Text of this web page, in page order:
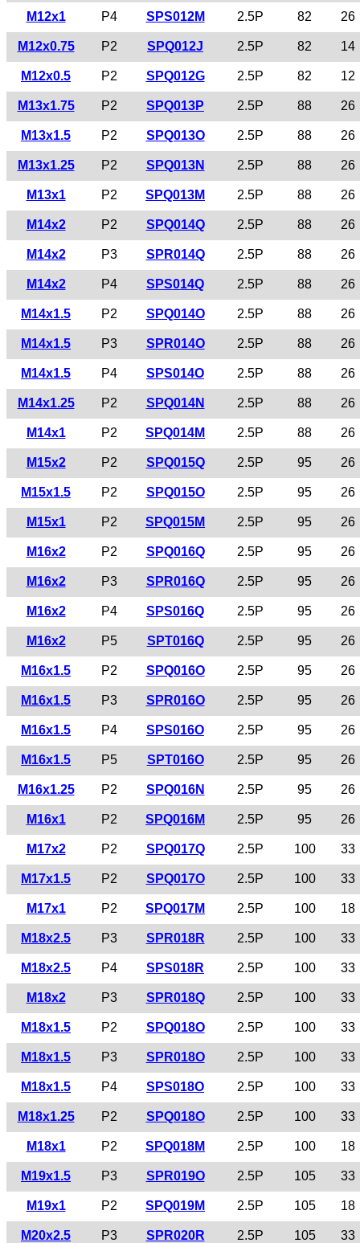
M12x1 P4 SPS012M 2.5P 82 26
M12x0.75 P2 SPQ012J 2.5P 82 14
M12x0.5 P2 SPQ012G 2.5P 82 12
M13x1.75 P2 SPQ013P 2.5P 88 26
M13x1.5 P2 SPQ013O 2.5P 88 26
M13x1.25 P2 SPQ013N 2.5P 88 26
M13x1 P2 SPQ013M 2.5P 88 26
M14x2 P2 SPQ014Q 2.5P 88 26
M14x2 P3 SPR014Q 2.5P 88 26
M14x2 P4 SPS014Q 2.5P 88 26
M14x1.5 P2 SPQ014O 2.5P 88 26
M14x1.5 P3 SPR014O 2.5P 88 26
M14x1.5 P4 SPS014O 2.5P 88 26
M14x1.25 P2 SPQ014N 2.5P 88 26
M14x1 P2 SPQ014M 2.5P 88 26
M15x2 P2 SPQ015Q 2.5P 95 26
M15x1.5 P2 SPQ015O 2.5P 95 26
M15x1 P2 SPQ015M 2.5P 95 26
M16x2 P2 SPQ016Q 2.5P 95 26
M16x2 P3 SPR016Q 2.5P 95 26
M16x2 P4 SPS016Q 2.5P 95 26
M16x2 P5 SPT016Q 2.5P 95 26
M16x1.5 P2 SPQ016O 2.5P 95 26
M16x1.5 P3 SPR016O 2.5P 95 26
M16x1.5 P4 SPS016O 2.5P 95 26
M16x1.5 P5 SPT016O 2.5P 95 26
M16x1.25 P2 SPQ016N 2.5P 95 26
M16x1 P2 SPQ016M 2.5P 95 26
M17x2 P2 SPQ017Q 2.5P 100 33
M17x1.5 P2 SPQ017O 2.5P 100 33
M17x1 P2 SPQ017M 2.5P 100 18
M18x2.5 P3 SPR018R 2.5P 100 33
M18x2.5 P4 SPS018R 2.5P 100 33
M18x2 P3 SPR018Q 2.5P 100 33
M18x1.5 P2 SPQ018O 2.5P 100 33
M18x1.5 P3 SPR018O 2.5P 100 33
M18x1.5 P4 SPS018O 2.5P 100 33
M18x1.25 P2 SPQ018O 2.5P 100 33
M18x1 P2 SPQ018M 2.5P 100 18
M19x1.5 P3 SPR019O 2.5P 105 33
M19x1 P2 SPQ019M 2.5P 105 18
M20x2.5 P3 SPR020R 2.5P 105 33